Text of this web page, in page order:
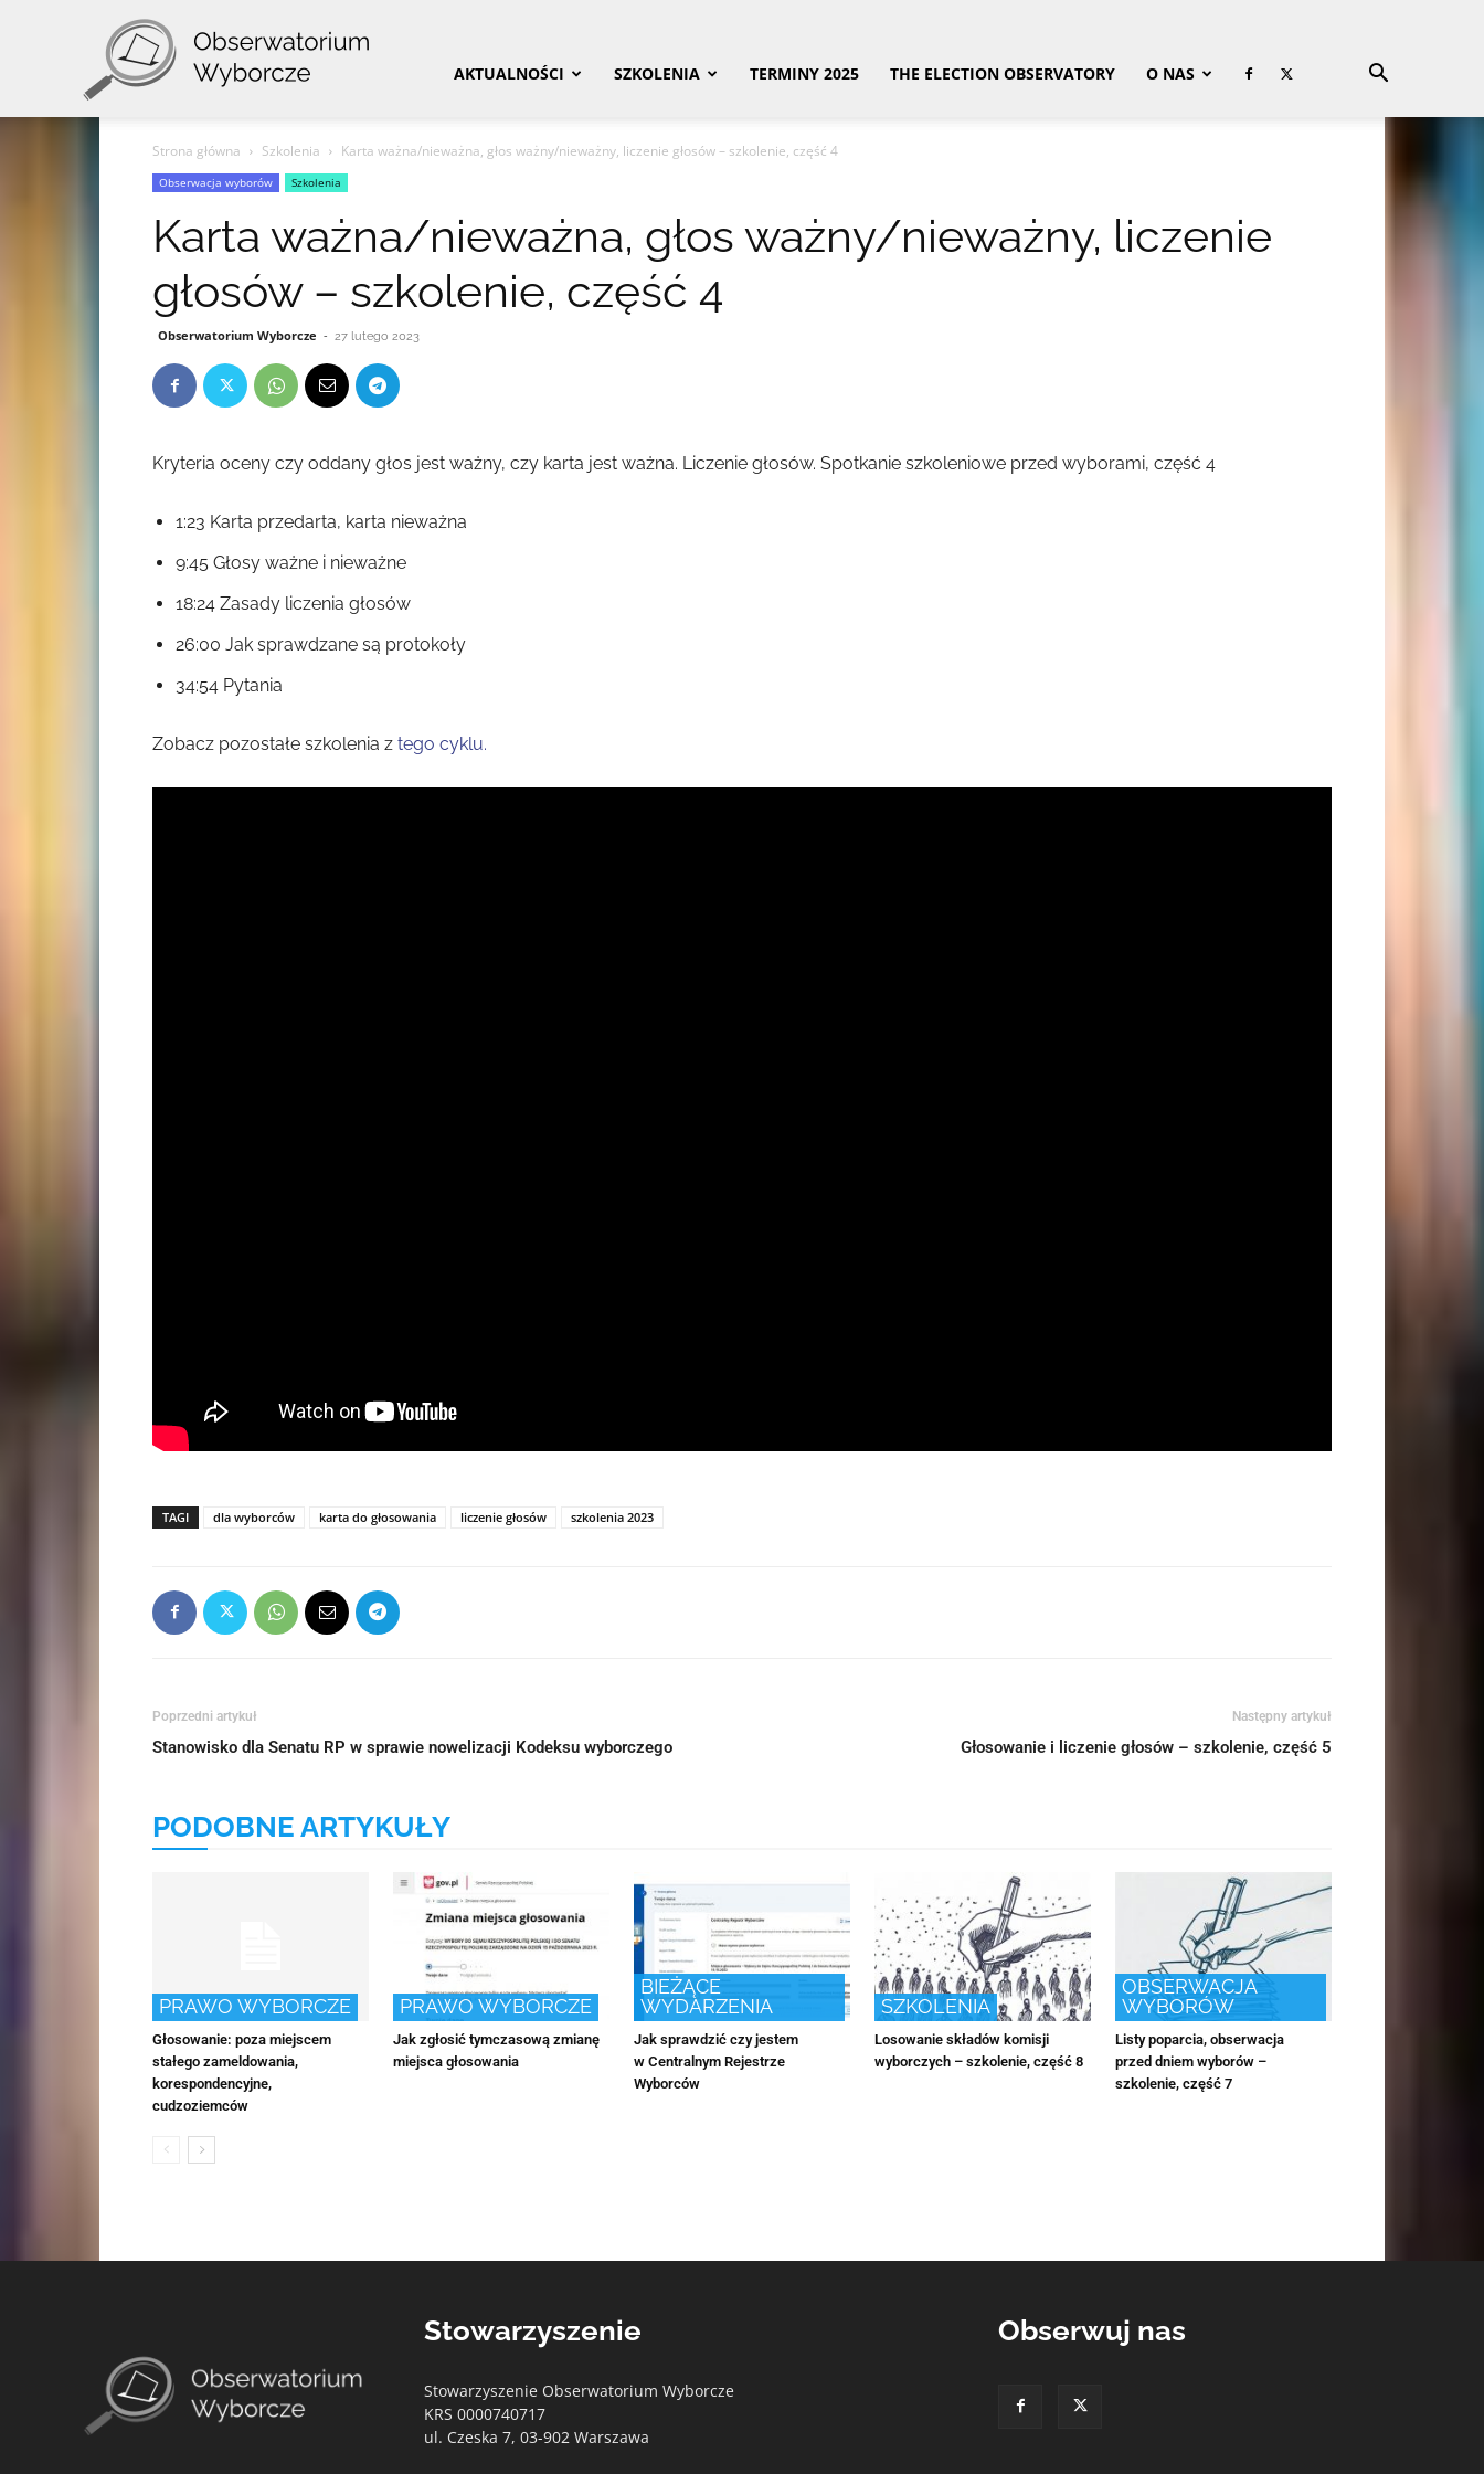
AKTUALNOŚCI SZKOLENIA TERMINY 2025 THE ELECTION OBSERVATORY O NAS
Strona główna Szkolenia Karta ważna/nieważna, głos ważny/nieważny, liczenie głosów – szkolenie, część 4
Obserwacja wyborów Szkolenia
Karta ważna/nieważna, głos ważny/nieważny, liczenie
głosów – szkolenie, część 4
Obserwatorium Wyborcze - 27 lutego 2023
Kryteria oceny czy oddany głos jest ważny, czy karta jest ważna. Liczenie głosów. Spotkanie szkoleniowe przed wyborami, część 4
1:23 Karta przedarta, karta nieważna
9:45 Głosy ważne i nieważne
18:24 Zasady liczenia głosów
26:00 Jak sprawdzane są protokoły
34:54 Pytania
Zobacz pozostałe szkolenia z tego cyklu.
TAGI dla wyborców karta do głosowania liczenie głosów szkolenia 2023
Poprzedni artykuł
Stanowisko dla Senatu RP w sprawie nowelizacji Kodeksu wyborczego
Następny artykuł
Głosowanie i liczenie głosów – szkolenie, część 5
PODOBNE ARTYKUŁY
PRAWO WYBORCZE
Głosowanie: poza miejscem
stałego zameldowania,
korespondencyjne,
cudzoziemców
PRAWO WYBORCZE
Jak zgłosić tymczasową zmianę
miejsca głosowania
BIEŻĄCE
WYDARZENIA
Jak sprawdzić czy jestem
w Centralnym Rejestrze
Wyborców
SZKOLENIA
Losowanie składów komisji
wyborczych – szkolenie, część 8
OBSERWACJA
WYBORÓW
Listy poparcia, obserwacja
przed dniem wyborów –
szkolenie, część 7
Stowarzyszenie
Stowarzyszenie Obserwatorium Wyborcze
KRS 0000740717
ul. Czeska 7, 03-902 Warszawa
Obserwuj nas